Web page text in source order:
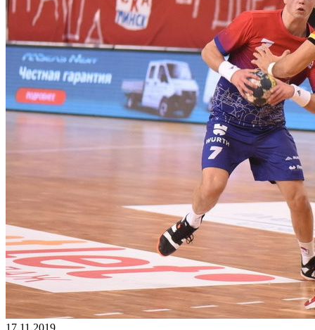
17.11.2019